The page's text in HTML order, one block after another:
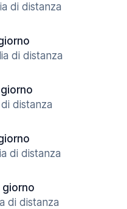
di distanza
di distanza
distanza
di distanza
di distanza